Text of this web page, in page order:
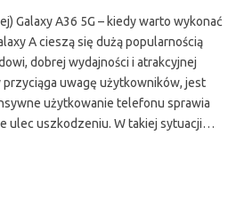
Galaxy A36 5G – kiedy warto wykonać
A cieszą się dużą popularnością
dobrej wydajności i atrakcyjnej
uwagę użytkowników, jest
użytkowanie telefonu sprawia
ulec uszkodzeniu. W takiej sytuacji…